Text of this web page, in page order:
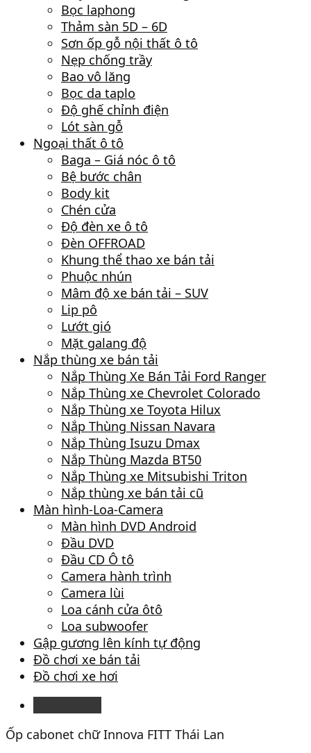
Bọc laphong
Thảm sàn 5D – 6D
Sơn ốp gỗ nội thất ô tô
Nẹp chống trầy
Bao vô lăng
Bọc da taplo
Độ ghế chỉnh điện
Lót sàn gỗ
Ngoại thất ô tô
Baga – Giá nóc ô tô
Bệ bước chân
Body kit
Chén cửa
Độ đèn xe ô tô
Đèn OFFROAD
Khung thể thao xe bán tải
Phuộc nhún
Mâm độ xe bán tải – SUV
Lip pô
Lướt gió
Mặt galang độ
Nắp thùng xe bán tải
Nắp Thùng Xe Bán Tải Ford Ranger
Nắp Thùng xe Chevrolet Colorado
Nắp Thùng xe Toyota Hilux
Nắp Thùng Nissan Navara
Nắp Thùng Isuzu Dmax
Nắp Thùng Mazda BT50
Nắp Thùng xe Mitsubishi Triton
Nắp thùng xe bán tải cũ
Màn hình-Loa-Camera
Màn hình DVD Android
Đầu DVD
Đầu CD Ô tô
Camera hành trình
Camera lùi
Loa cánh cửa ôtô
Loa subwoofer
Gập gương lên kính tự động
Đồ chơi xe bán tải
Đồ chơi xe hơi
Ốp cabonet chữ Innova FITT Thái Lan